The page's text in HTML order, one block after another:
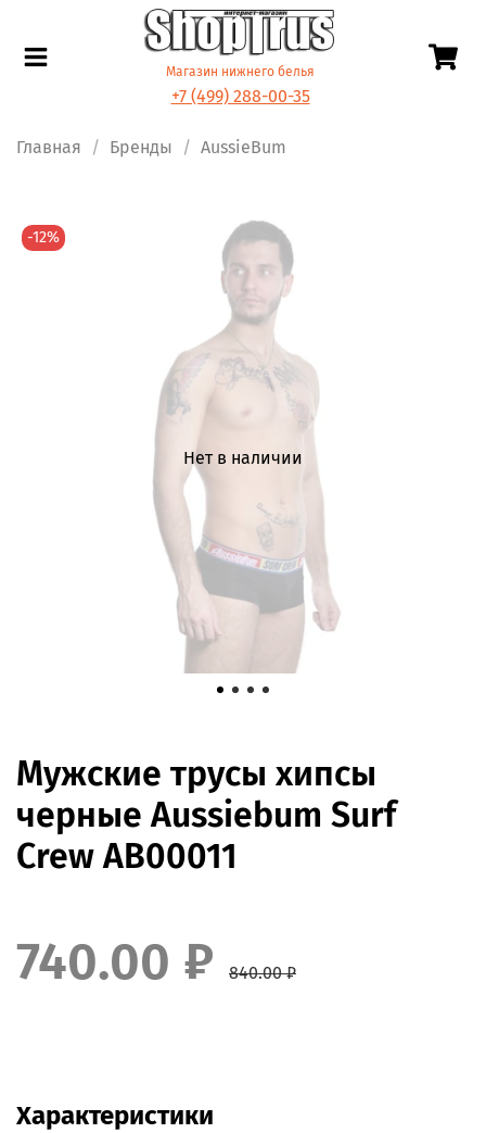
Магазин нижнего белья
+7 (499) 288-00-35
Главная Бренды AussieBum
Нет в наличии
-12%
Мужские трусы хипсы
черные Aussiebum Surf
Crew AB00011
740.00 ₽ 840.00 ₽
Характеристики